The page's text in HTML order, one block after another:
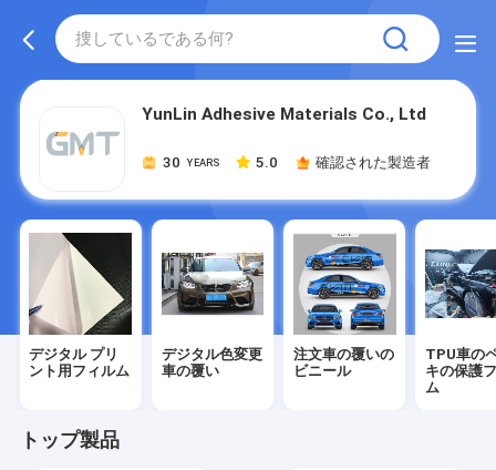
YunLin Adhesive Materials Co., Ltd
30 YEARS 5.0 確認された製造者
デジタル プリ
ント用フィルム
デジタル色変更
車の覆い
注文車の覆いの
ビニール
TPU車の
キの保護
ム
トップ製品